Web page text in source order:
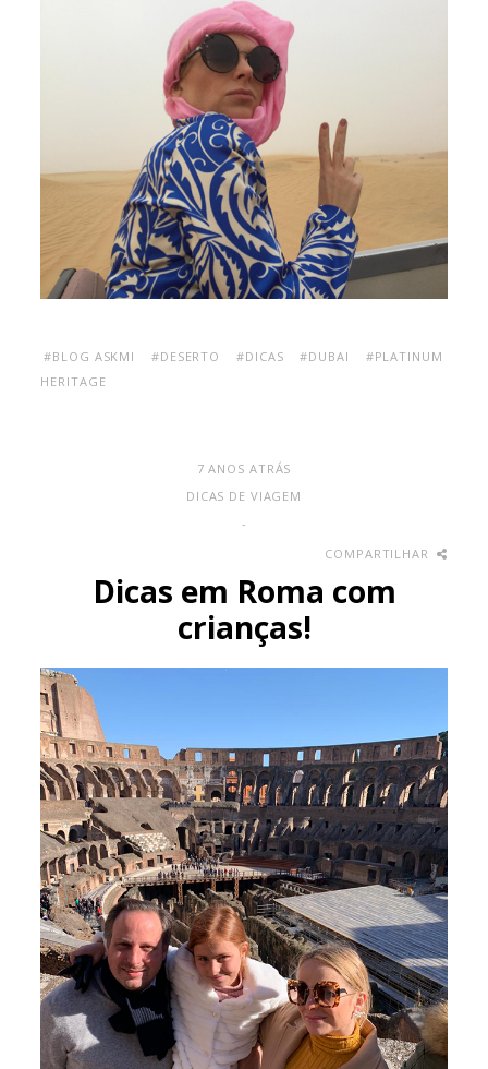
#BLOG ASKMI #DESERTO #DICAS #DUBAI
#PLATINUM
HERITAGE
7 ANOS ATRÁS
DICAS DE VIAGEM
-
COMPARTILHAR
Dicas em Roma com
crianças!